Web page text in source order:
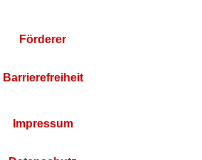
Förderer
Barrierefreiheit
Impressum